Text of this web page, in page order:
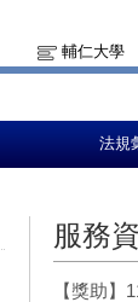
輔仁大學
法規
服務
【獎助